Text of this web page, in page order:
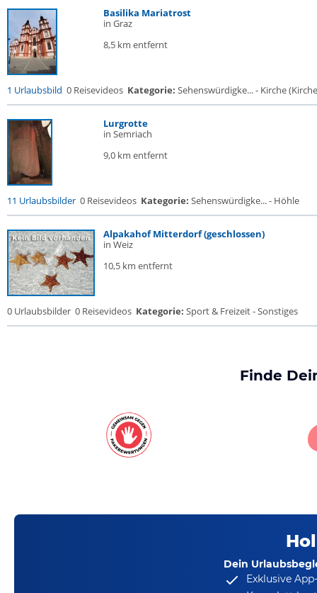
Basilika Mariatrost
in Graz
8,5 km entfernt
1 Urlaubsbild 0 Reisevideos Kategorie: Sehenswürdigke... - Kirche
Lurgrotte
in Semriach
9,0 km entfernt
11 Urlaubsbilder 0 Reisevideos Kategorie: Sehenswürdigke... - Höhle
Alpakahof Mitterdorf (geschlossen)
in Weiz
10,5 km entfernt
0 Urlaubsbilder 0 Reisevideos Kategorie: Sport & Freizeit - Sonstiges
Finde
Dein
Exklusive